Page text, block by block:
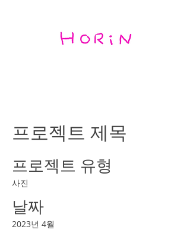
프로젝트 제목
프로젝트 유형
사진
날짜
2023년 4월